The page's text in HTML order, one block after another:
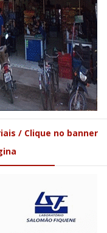
/ Clique no banner